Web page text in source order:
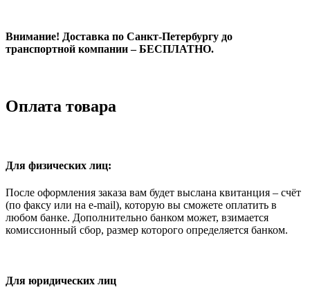
Внимание! Доставка по Санкт-Петербургу до
транспортной компании – БЕСПЛАТНО.
Оплата товара
Для физических лиц:
После оформления заказа вам будет выслана квитанция – счёт
(по факсу или на e-mail), которую вы сможете оплатить в
любом банке. Дополнительно банком может, взимается
комиссионный сбор, размер которого определяется банком.
Для юридических лиц